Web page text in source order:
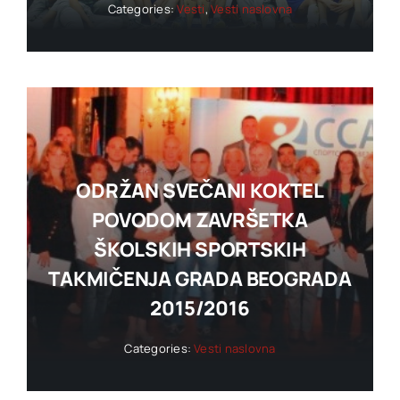
Categories:Vesti,Vesti naslovna
ODRŽAN SVEČANI KOKTEL
POVODOM ZAVRŠETKA
ŠKOLSKIH SPORTSKIH
TAKMIČENJA GRADA BEOGRADA
2015/2016
Categories:Vesti naslovna